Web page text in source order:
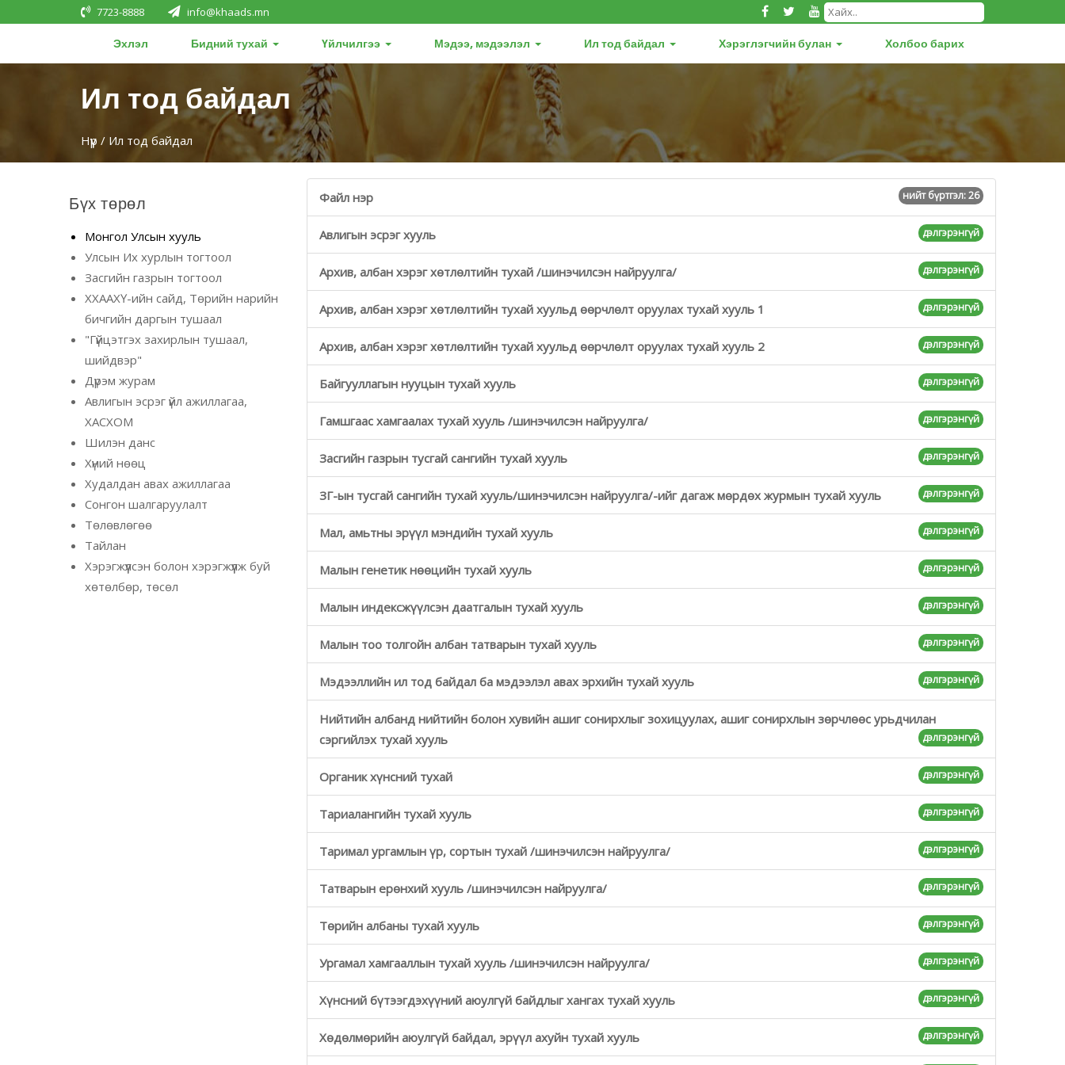
7723-8888 info@khaads.mn
Эхлэл Бидний тухай Үйлчилгээ Мэдээ, мэдээлэл Ил тод байдал Хэрэглэгчийн булан Холбоо барих
Ил тод байдал
Нүүр / Ил тод байдал
Бүх төрөл
Монгол Улсын хууль
Улсын Их хурлын тогтоол
Засгийн газрын тогтоол
ХХААХҮ-ийн сайд, Төрийн нарийн
бичгийн даргын тушаал
"Гүйцэтгэх захирлын тушаал,
шийдвэр"
Дүрэм журам
Авлигын эсрэг үйл ажиллагаа,
ХАСХОМ
Шилэн данс
Хүний нөөц
Худалдан авах ажиллагаа
Сонгон шалгаруулалт
Төлөвлөгөө
Тайлан
Хэрэгжүүлсэн болон хэрэгжүүлж буй
хөтөлбөр, төсөл
Файл нэр нийт бүртгэл: 26
Авлигын эсрэг хууль дэлгэрэнгүй
Архив, албан хэрэг хөтлөлтийн тухай /шинэчилсэн найруулга/ дэлгэрэнгүй
Архив, албан хэрэг хөтлөлтийн тухай хуульд өөрчлөлт оруулах тухай хууль 1 дэлгэрэнгүй
Архив, албан хэрэг хөтлөлтийн тухай хуульд өөрчлөлт оруулах тухай хууль 2 дэлгэрэнгүй
Байгууллагын нууцын тухай хууль дэлгэрэнгүй
Гамшгаас хамгаалах тухай хууль /шинэчилсэн найруулга/ дэлгэрэнгүй
Засгийн газрын тусгай сангийн тухай хууль дэлгэрэнгүй
ЗГ-ын тусгай сангийн тухай хууль/шинэчилсэн найруулга/-ийг дагаж мөрдөх журмын тухай хууль дэлгэрэнгүй
Мал, амьтны эрүүл мэндийн тухай хууль дэлгэрэнгүй
Малын генетик нөөцийн тухай хууль дэлгэрэнгүй
Малын индексжүүлсэн даатгалын тухай хууль дэлгэрэнгүй
Малын тоо толгойн албан татварын тухай хууль дэлгэрэнгүй
Мэдээллийн ил тод байдал ба мэдээлэл авах эрхийн тухай хууль дэлгэрэнгүй
Нийтийн албанд нийтийн болон хувийн ашиг сонирхлыг зохицуулах, ашиг сонирхлын зөрчлөөс урьдчилан
сэргийлэх тухай хууль
дэлгэрэнгүй
Органик хүнсний тухай дэлгэрэнгүй
Тариалангийн тухай хууль дэлгэрэнгүй
Таримал ургамлын үр, сортын тухай /шинэчилсэн найруулга/ дэлгэрэнгүй
Татварын ерөнхий хууль /шинэчилсэн найруулга/ дэлгэрэнгүй
Төрийн албаны тухай хууль дэлгэрэнгүй
Ургамал хамгааллын тухай хууль /шинэчилсэн найруулга/ дэлгэрэнгүй
Хүнсний бүтээгдэхүүний аюулгүй байдлыг хангах тухай хууль дэлгэрэнгүй
Хөдөлмөрийн аюулгүй байдал, эрүүл ахуйн тухай хууль дэлгэрэнгүй